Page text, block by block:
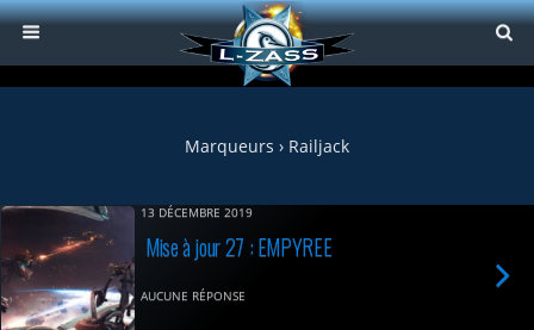
Marqueurs › Railjack
13 DÉCEMBRE 2019
Mise à jour 27 : EMPYREE
AUCUNE RÉPONSE